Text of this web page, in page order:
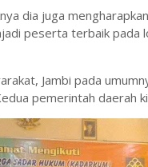
dia juga
peserta terbaik pada
Jambi pada
pemerintah daerah